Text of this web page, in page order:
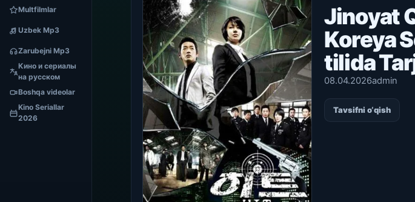
Multfilmlar
Uzbek Mp3
Zarubejni Mp3
Кино и сериалы
на русском
Boshqa videolar
Kino Seriallar
2026
Jinoyat
Koreya
tilida
08.04.2026admin
Tavsifni o‘qish